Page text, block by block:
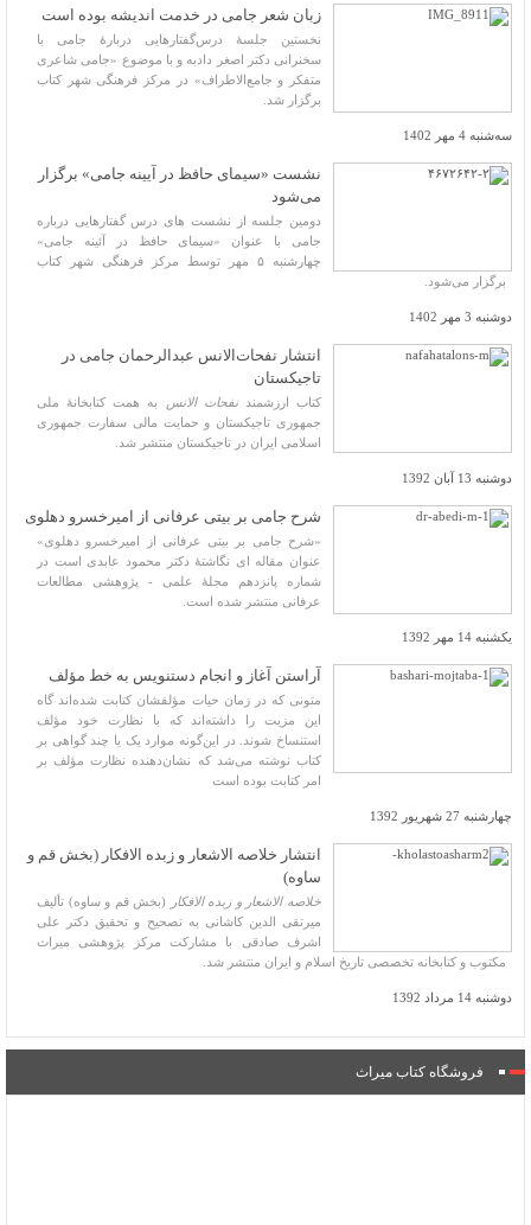
زبان شعر جامی در خدمت اندیشه بوده است
نخستین جلسۀ درس‌گفتارهایی دربارۀ جامی با
سخنرانی دکتر اصغر دادبه و با موضوع «جامی شاعری
متفکر و جامع‌الاطراف» در مرکز فرهنگی شهر کتاب
برگزار شد.
سه‌شنبه 4 مهر 1402
نشست «سیمای حافظ در آیینه جامی» برگزار
می‌شود
دومین جلسه از نشست های درس گفتارهایی درباره
جامی با عنوان «سیمای حافظ در آئینه جامی»
چهارشنبه ۵ مهر توسط مرکز فرهنگی شهر کتاب
برگزار می‌شود.
دوشنبه 3 مهر 1402
انتشار نفحات‌الانس عبدالرحمان جامی در
تاجیکستان
کتاب ارزشمندنفحات الانس
به همت کتابخانۀ ملی
جمهوری تاجیکستان و حمایت مالی سفارت جمهوری
اسلامی ایران در تاجیکستان منتشر شد.
دوشنبه 13 آبان 1392
شرح جامی بر بیتی عرفانی از امیرخسرو دهلوی
«شرح جامی بر بیتی عرفانی از امیرخسرو دهلوی»
عنوان مقاله ای نگاشتۀ دکتر محمود عابدی است در
شماره پانزدهم مجلۀ علمی - پژوهشی مطالعات
عرفانی منتشر شده است.
یکشنبه 14 مهر 1392
آراستن آغاز و انجام دستنویس به خط مؤلف
متونی که در زمان حیات مؤلفشان کتابت شده‌اند گاه
این مزیت را داشته‌اند که با نظارت خود مؤلف
استنساخ شوند. در این‌گونه موارد یک یا چند گواهی بر
کتاب نوشته می‌شد که نشان‌دهنده نظارت مؤلف بر
امر کتابت بوده است
چهارشنبه 27 شهریور 1392
انتشار خلاصه الاشعار و زبده الافکار (بخش قم و
ساوه)
خلاصه الاشعار و زبده الافکار
(بخش قم و ساوه) تألیف
میرتقی الدین کاشانی به تصحیح و تحقیق دکتر علی
اشرف صادقی با مشارکت مرکز پژوهشی میراث
مکتوب و کتابخانه تخصصی تاریخ اسلام و ایران منتشر شد.
دوشنبه 14 مرداد 1392
فروشگاه کتاب میراث